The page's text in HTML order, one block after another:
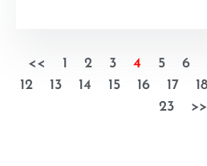
<< 1 2 3 4 5 6
12
13 14 15 16 17 18
23
>>